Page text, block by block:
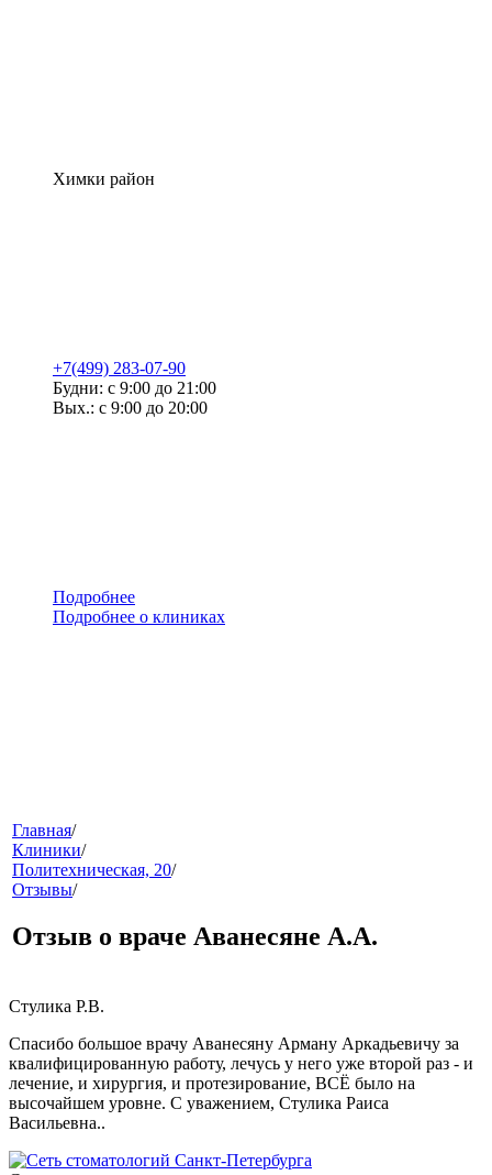
Химки район
+7(499) 283-07-90
Будни: с 9:00 до 21:00
Вых.: с 9:00 до 20:00
Подробнее
Подробнее о клиниках
меню
Главная/
Клиники/
Политехническая, 20/
Отзывы/
Отзыв о враче Аванесяне А.А.
Стулика Р.В.
Спасибо большое врачу Аванесяну Арману Аркадьевичу за
квалифицированную работу, лечусь у него уже второй раз - и
лечение, и хирургия, и протезирование, ВСЁ было на
высочайшем уровне. С уважением, Стулика Раиса
Васильевна..